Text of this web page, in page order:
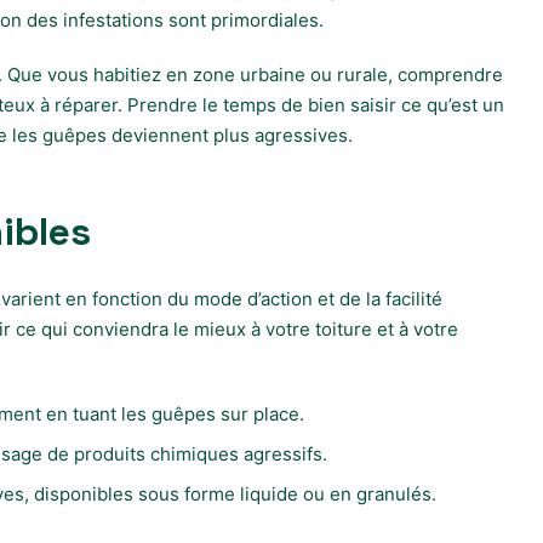
des infestations sont primordiales.
vous habitiez en zone urbaine ou rurale, comprendre
à réparer. Prendre le temps de bien saisir ce qu’est un
les guêpes deviennent plus agressives.
en fonction du mode d’action et de la facilité
ce qui conviendra le mieux à votre toiture et à votre
en tuant les guêpes sur place.
de produits chimiques agressifs.
disponibles sous forme liquide ou en granulés.